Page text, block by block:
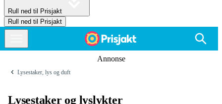
Rull ned til Prisjakt
Rull ned til Prisjakt
Annonse
Lysestaker, lys og duft
Lysestaker og lyslykter